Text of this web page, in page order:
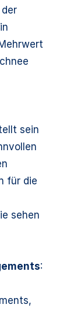
sein
für die
sehen
: